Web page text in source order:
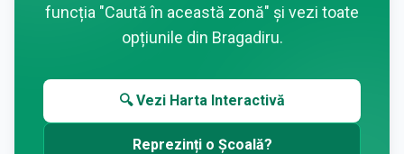
funcția "Caută în această zonă" și vezi toate
opțiunile din Bragadiru.
🔍 Vezi Harta Interactivă
Reprezinți o Școală?